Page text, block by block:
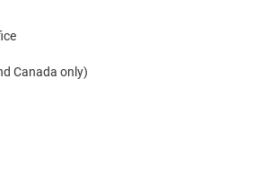
Canada only)